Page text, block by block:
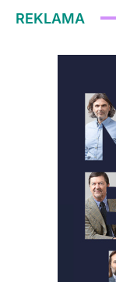
REKLAMA